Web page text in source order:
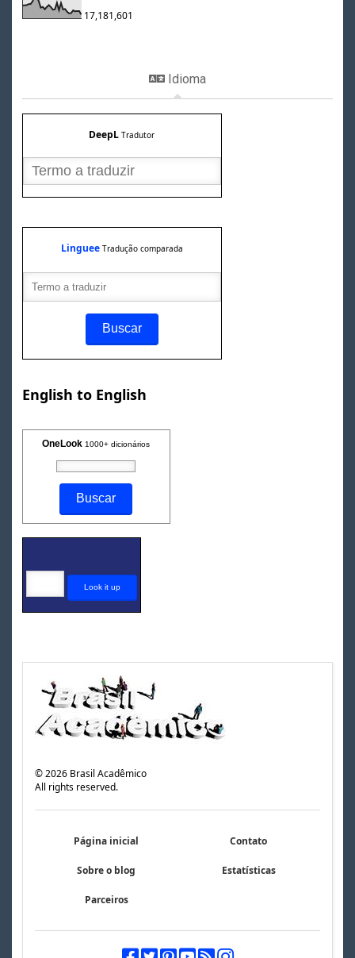
17,181,601
Idioma
DeepL Tradutor
Linguee Tradução comparada
English to English
OneLook 1000+ dicionários
©2026 Brasil Acadêmico
All rights reserved.
Página inicial Contato
Sobre o blog Estatísticas
Parceiros